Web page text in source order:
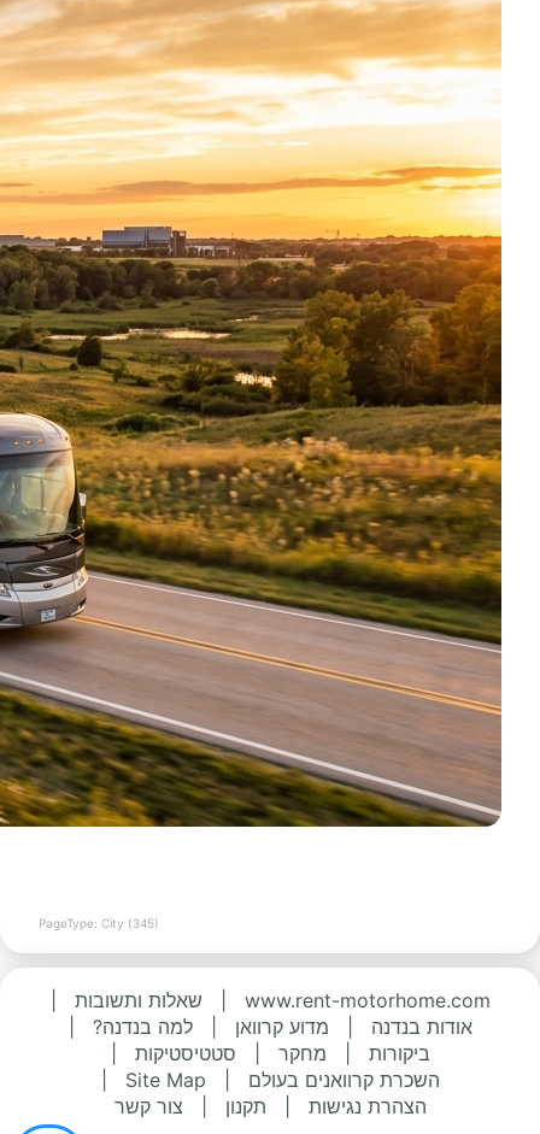
PageType: City (345)
www.rent-motorhome.com שאלות ותשובות
אודות בנדנה
מדוע קרוואן למה בנדנה?
ביקורות
מחקר סטטיסטיקות
השכרת קרוואנים בעולם
Site Map
הצהרת נגישות
תקנון צור קשר